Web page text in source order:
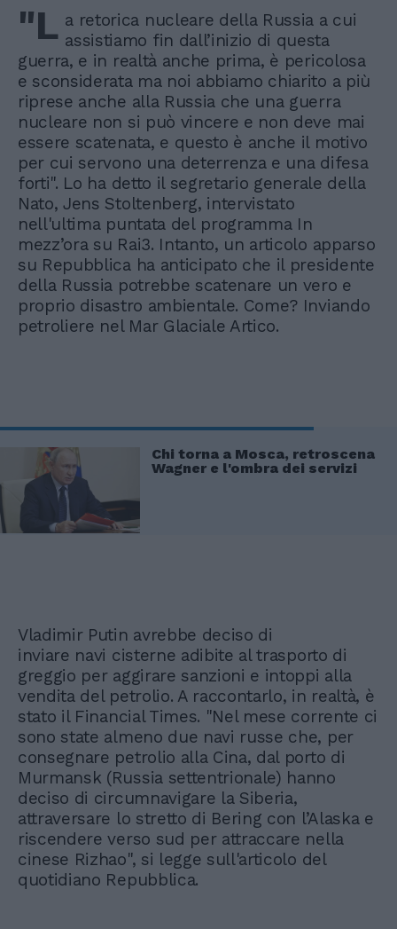
"L a retorica nucleare della Russia a cui
assistiamo fin dall’inizio di questa
guerra, e in realtà anche prima, è pericolosa
e sconsiderata ma noi abbiamo chiarito a più
riprese anche alla Russia che una guerra
nucleare non si può vincere e non deve mai
essere scatenata, e questo è anche il motivo
per cui servono una deterrenza e una difesa
forti". Lo ha detto il segretario generale della
Nato, Jens Stoltenberg, intervistato
nell'ultima puntata del programma In
mezz’ora su Rai3. Intanto, un articolo apparso
su Repubblica ha anticipato che il presidente
della Russia potrebbe scatenare un vero e
proprio disastro ambientale. Come? Inviando
petroliere nel Mar Glaciale Artico.
Chi torna a Mosca, retroscena
Wagner e l'ombra dei servizi
Vladimir Putin avrebbe deciso di
inviare navi cisterne adibite al trasporto di
greggio per aggirare sanzioni e intoppi alla
vendita del petrolio. A raccontarlo, in realtà, è
stato il Financial Times. "Nel mese corrente ci
sono state almeno due navi russe che, per
consegnare petrolio alla Cina, dal porto di
Murmansk (Russia settentrionale) hanno
deciso di circumnavigare la Siberia,
attraversare lo stretto di Bering con l’Alaska e
riscendere verso sud per attraccare nella
cinese Rizhao", si legge sull'articolo del
quotidiano Repubblica.